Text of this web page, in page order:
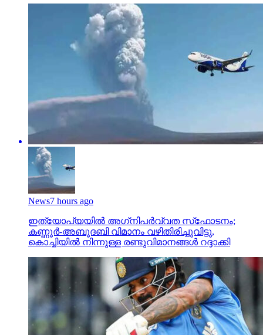
News7 hours ago
ഇത്യോപ്യയില്‍ അഗ്‌നിപര്‍വ്വത സ്‌ഫോടനം;
കണ്ണൂർ-അബൂദബി വിമാനം വഴിതിരിച്ചുവിട്ടു,
കൊച്ചിയിൽ നിന്നുള്ള രണ്ടുവിമാനങ്ങൾ റദ്ദാക്കി